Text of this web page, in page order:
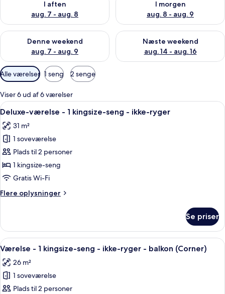
I aften
aug. 7 - aug. 8
I morgen
aug. 8 - aug. 9
Denne weekend
aug. 7 - aug. 9
Tjek tilgængelighed for denne weekend aug. 7 - aug. 9
Næste weekend
aug. 14 - aug. 16
Tjek tilgængelighed for næste
Tilgængelige
filtre
for
værelser
Alle værelser 1 seng 2 senge
Viser 6 ud af 6 værelser
Indlæs
alle
billeder
af
Deluxe-
værelse
-
kingsize-
ikke-
ryger
Et hotelværelse med en stor seng,
7
Deluxe-værelse - 1 kingsize-seng - ikke-ryger
31 m²
1 soveværelse
Plads til 2 personer
1 kingsize-seng
Gratis Wi-Fi
Flere oplysninger
Flere
værelse
1
seng
ryger
Se priser
Indlæs
alle
billeder
af
Værelse
Et hotelværelse med en stor seng,
4
Værelse - 1 kingsize-seng - ikke-ryger - balkon (Corner)
26 m²
1 soveværelse
Plads til 2 personer